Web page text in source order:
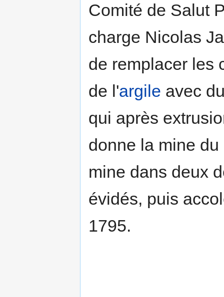
Comité de Salut
charge Nicolas
de remplacer les
de l'argile avec
qui après
donne la mine
mine dans deux
évidés, puis
1795.